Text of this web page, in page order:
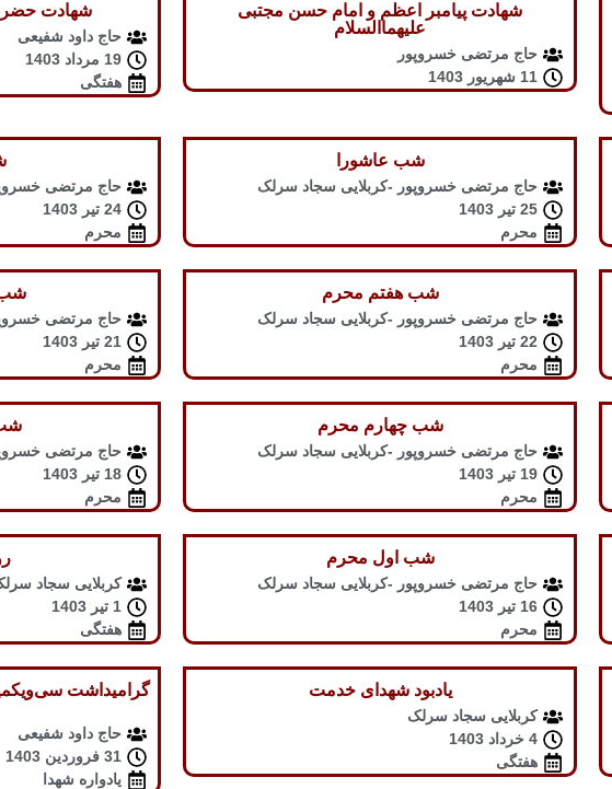
شهادت پیامبر اعظم و امام حسن مجتبی
علیهماالسلام
حاج مرتضی خسروپور
11 شهریور 1403
شهادت حضرت
حاج داود شفیعی
19 مرداد 1403
هفتگی
شب عاشورا
حاج مرتضی خسروپور -کربلایی سجاد سرلک
25 تیر 1403
محرم
حاج مرتضی
24 تیر 1403
محرم
شب هفتم محرم
حاج مرتضی خسروپور -کربلایی سجاد سرلک
22 تیر 1403
محرم
حاج مرتضی
21 تیر 1403
محرم
شب چهارم محرم
حاج مرتضی خسروپور -کربلایی سجاد سرلک
19 تیر 1403
محرم
حاج مرتضی
18 تیر 1403
محرم
شب اول محرم
حاج مرتضی خسروپور -کربلایی سجاد سرلک
16 تیر 1403
محرم
کربلایی سجاد
1 تیر 1403
هفتگی
یادبود شهدای خدمت
کربلایی سجاد سرلک
4 خرداد 1403
هفتگی
گرامیداشت
حاج داود شفیعی
31 فروردین 1403
یادواره شهدا